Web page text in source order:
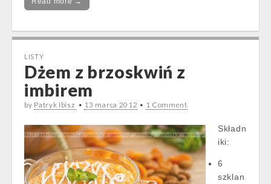
LISTY
Dżem z brzoskwiń z
imbirem
by Patryk Ibisz • 13 marca 2012 • 1 Comment
Składn
iki:
6
szklan